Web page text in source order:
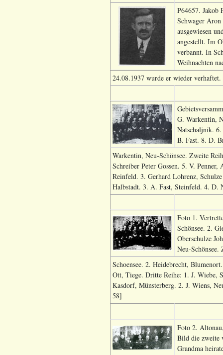
P64657. Jakob
Schwager Aron
ausgewiesen
angestellt. Im
verbannt. In
Weihnachten
24.08.1937 wurde er wieder
G. Warkentin,
Natschaljnik.
B. Fast. 8. D.
Warkentin, Neu-Schönsee. Zweite
Schreiber Peter Gossen. 5. V.
Reinfeld. 3. Gerhard Lohrenz,
Halbstadt. 3. A. Fast, Steinfeld. 4.
Foto 1.
Schönsee. 2.
Oberschulze
Neu-
Schoensee. 2. Heidebrecht,
Ott, Tiege. Dritte Reihe: 1. J. Wiebe,
Kasdorf, Münsterberg. 2. J. Wiens,
58]
Foto 2.
Bild die zweite
Grandma